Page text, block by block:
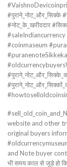
#पुराने_नोट_और_सिक्के
#नोट_के_खरीददार
#coinmaseum
website and other
original buyers
and Note buyer
भी समय काल से जुड़े हो